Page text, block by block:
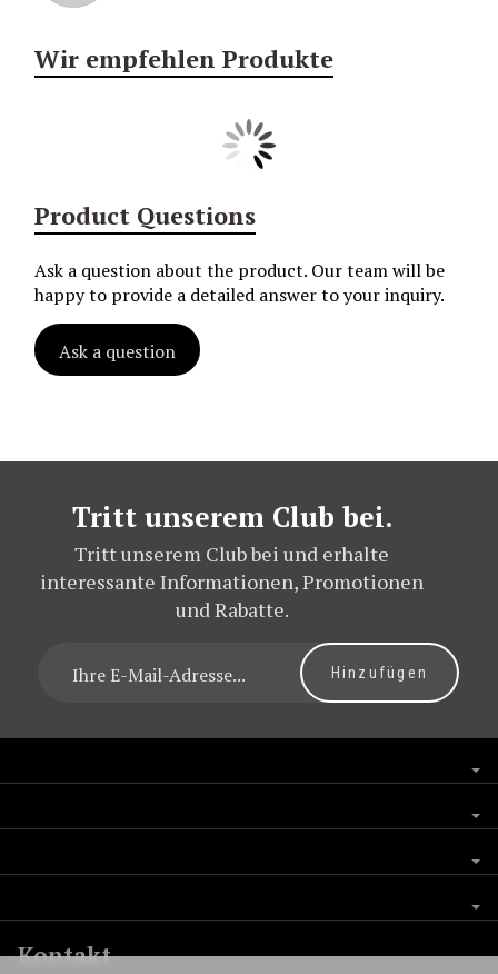
Wir empfehlen Produkte
Product Questions
Ask a question about the product. Our team will be
happy to provide a detailed answer to your inquiry.
Ask a question
Tritt unserem Club bei.
Tritt unserem Club bei und erhalte
interessante Informationen, Promotionen
und Rabatte.
Kontakt